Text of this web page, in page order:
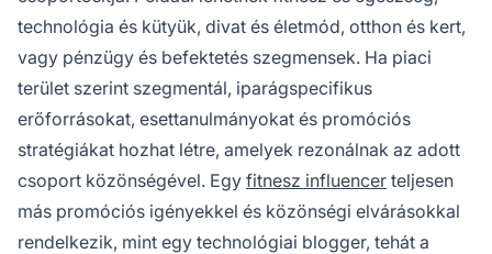
technológia és kütyük, divat és életmód, otthon és kert,
vagy pénzügy és befektetés szegmensek. Ha piaci
terület szerint szegmentál, iparágspecifikus
erőforrásokat, esettanulmányokat és promóciós
stratégiákat hozhat létre, amelyek rezonálnak az adott
csoport közönségével. Egy fitnesz influencer teljesen
más promóciós igényekkel és közönségi elvárásokkal
rendelkezik, mint egy technológiai blogger, tehát a